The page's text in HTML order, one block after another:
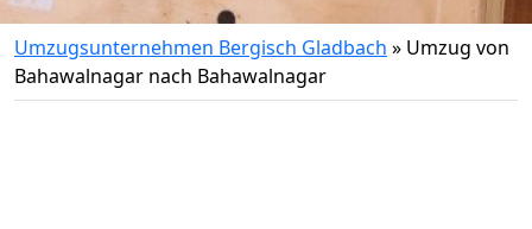
Umzugsunternehmen Bergisch Gladbach » Umzug von
Bahawalnagar nach Bahawalnagar